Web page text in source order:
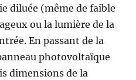
diluée (même de faible
ou la lumière de la
En passant de la
photovoltaïque
dimensions de la